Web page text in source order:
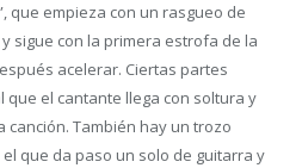
que empieza con un rasgueo de
sigue con la primera estrofa de la
acelerar. Ciertas partes
el cantante llega con soltura y
canción. También hay un trozo
que da paso un solo de guitarra y